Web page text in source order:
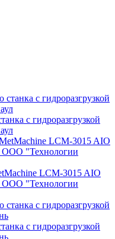
c гидроразгрузкой
LCM-3015 AIO
ООО "Технологии
c гидроразгрузкой